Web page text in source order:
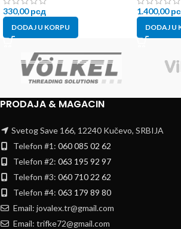
330,00рсд
DODAJ U KORPU
1.400,00
DODAJ U
PRODAJA & MAGACIN
Svetog Save 166, 12240 Kučevo, SRBIJA
Telefon #1: 060 085 02 62
Telefon #2: 063 195 92 97
Telefon #3: 060 710 22 62
Telefon #4: 063 179 89 80
Email: jovalex.tr@gmail.com
Email: trifke72@gmail.com